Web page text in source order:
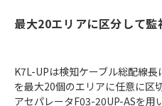
最大20エリアに区分して監
K7L-UPは検知ケーブル総配線長
を最大20個のエリアに任意に区
アセパレータF03-20UP-ASを用